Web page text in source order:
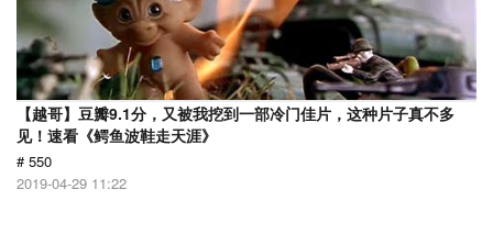
【越哥】豆瓣9.1分，又被我挖到一部冷门佳片，这种片子真不多
见！速看《鳄鱼波鞋走天涯》
# 550
2019-04-29 11:22